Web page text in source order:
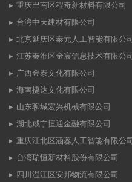
重庆巴南区程奇新材料有限公司
台湾中天建材有限公司
北京延庆区泰元人工智能有限公司
江苏秦淮区金宸信息技术有限公司
广西金泰文化有限公司
海南捷达文化有限公司
山东聊城宏兴机械有限公司
湖北咸宁恒通金融有限公司
重庆江北区涵蕊人工智能有限公司
台湾瑞恒新材料股份有限公司
四川温江区安邦物流有限公司